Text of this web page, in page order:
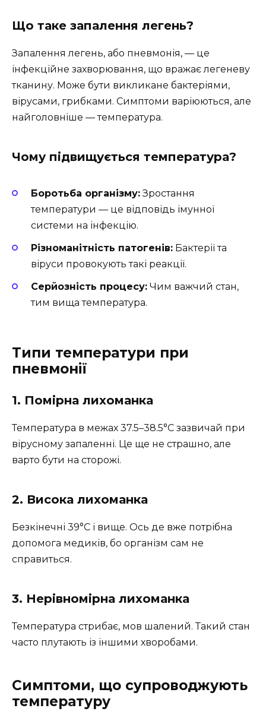
Що таке запалення легень?
Запалення легень, або пневмонія, — це
інфекційне захворювання, що вражає легеневу
тканину. Може бути викликане бактеріями,
вірусами, грибками. Симптоми варіюються, але
найголовніше — температура.
Чому підвищується температура?
Боротьба організму:Зростання
температури — це відповідь імунної
системи на інфекцію.
Різноманітність патогенів: Бактерії та
віруси провокують такі реакції.
Серйозність процесу: Чим важчий стан,
тим вища температура.
Типи температури при
пневмонії
1. Помірна лихоманка
Температура в межах 37.5–38.5°С зазвичай при
вірусному запаленні. Це ще не страшно, але
варто бути на сторожі.
2. Висока лихоманка
Безкінечні 39°С і вище. Ось де вже потрібна
допомога медиків, бо організм сам не
справиться.
3. Нерівномірна лихоманка
Температура стрибає, мов шалений. Такий стан
часто плутають із іншими хворобами.
Симптоми, що супроводжують
температуру